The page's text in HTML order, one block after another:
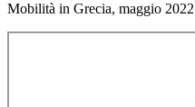
Mobilità in Grecia, maggio 2022